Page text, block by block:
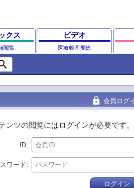
クス
閲覧
ビデオ
医療動画視聴
lock 会員ログ
ンツの閲覧にはログインが必要です。
ID
ワード
ログイン